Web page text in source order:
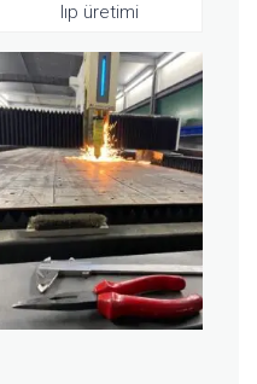
lıp üretimi